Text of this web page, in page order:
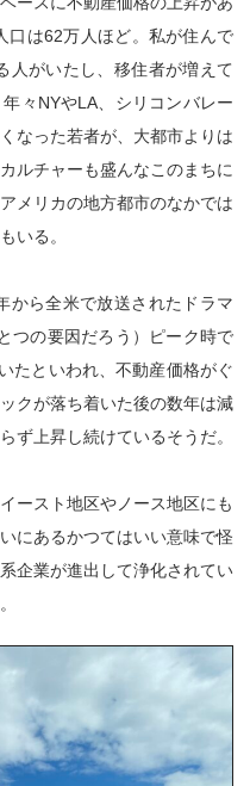
口は62万人ほど。私が住んで
人がいたし、移住者が増えて
々NYやLA、シリコンバレー
なった若者が、大都市よりは
ルチャーも盛んなこのまちに
メリカの地方都市のなかでは
いる。
から全米で放送されたドラマ
つの要因だろう）ピーク時で
たといわれ、不動産価格がぐ
クが落ち着いた後の数年は減
ず上昇し続けているそうだ。
ースト地区やノース地区にも
にあるかつてはいい意味で怪
企業が進出して浄化されてい